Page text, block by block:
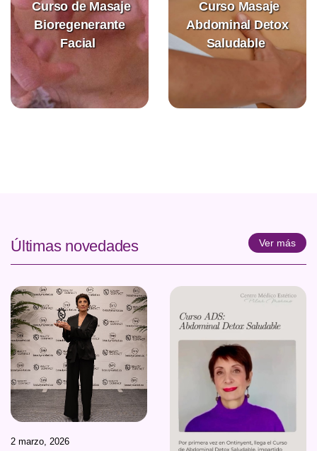
Curso de Masaje
Bioregenerante
Facial
Curso Masaje
Abdominal Detox
Saludable
Últimas novedades Ver más
2 marzo, 2026